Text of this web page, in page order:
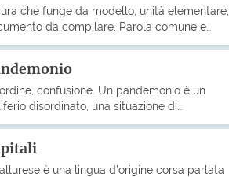
che funge da modello; unità elementare;
da compilare. Parola comune e…
confusione. Un pandemonio è un
disordinato, una situazione di…
è una lingua d’origine corsa parlata